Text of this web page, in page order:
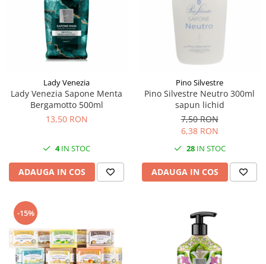
Lady Venezia
Lady Venezia Sapone Menta
Bergamotto 500ml
13,50 RON
4IN STOC
ADAUGA IN COS
Pino Silvestre
Pino Silvestre Neutro 300ml
sapun lichid
7,50 RON
6,38 RON
28IN STOC
ADAUGA IN COS
-15%